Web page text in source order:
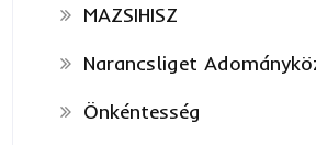
MAZSIHISZ
Narancsliget
Önkéntesség